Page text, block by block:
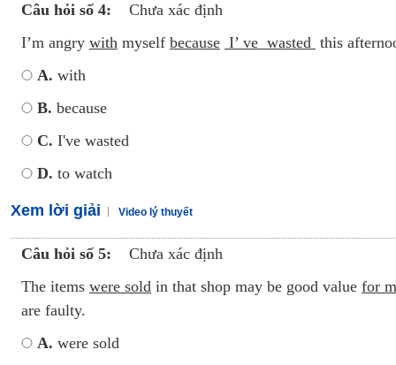
Câu hỏi số 4:
Chưa xác định
I’m angry with myself because I’ ve wasted this
A. with
B. because
C. I've wasted
D. to watch
Xem lời giải Video lý thuyết
Câu hỏi số 5:
Chưa xác định
The items were sold in that shop may be good value for
are faulty.
A. were sold